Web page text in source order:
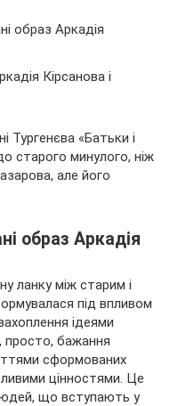
образ Аркадія
Кірсанова і
Тургенєва «Батьки і
старого минулого, ніж
але його
образ Аркадія
ланку між старим і
під впливом
ідеями
просто, бажання
сформованих
цінностями. Це
що вступають у